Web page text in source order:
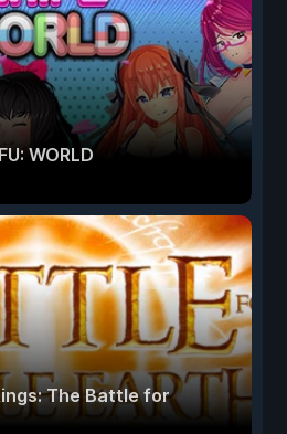
WORLD
The Battle for